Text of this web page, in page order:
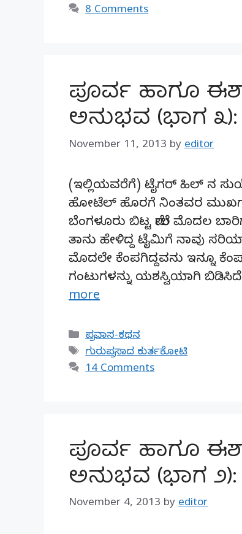
8 Comments
ಪೂರ್ವ ಹಾಗೂ
ಅನುಭವ (ಭಾಗ
November 11, 2013 by editor
(ಇಲ್ಲಿಯವರೆಗೆ) ಟೈಗರ್ ಹಿಲ್ ನ
ಹೋಟೆಲ್ ಹೊರಗೆ ನಿಂತವರ
ಬೆಂಗಳೂರು ಬಿಟ್ಟ ಮೇಲೆ ಮೊದಲ
ತಾನು ಹೇಳಿದ್ದ ಟೈಮಿಗೆ ನಾವು
ಮೊದಲೇ ಕೆಂಪಗಿದ್ದವನು ಇನ್ನೂ
ಗಂಟುಗಳನ್ನು ಯಶಸ್ವಿಯಾಗಿ
more
Categories
ಪ್ರವಾಸ-ಕಥನ
Tags
ಗುರುಪ್ರಸಾದ ಕುರ್ತಕೋಟಿ
14 Comments
ಪೂರ್ವ ಹಾಗೂ
ಅನುಭವ (ಭಾಗ
November 4, 2013 by editor